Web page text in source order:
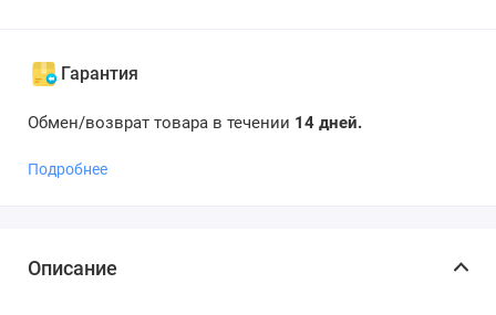
Гарантия
Обмен/возврат товара в течении 14 дней.
Подробнее
Описание